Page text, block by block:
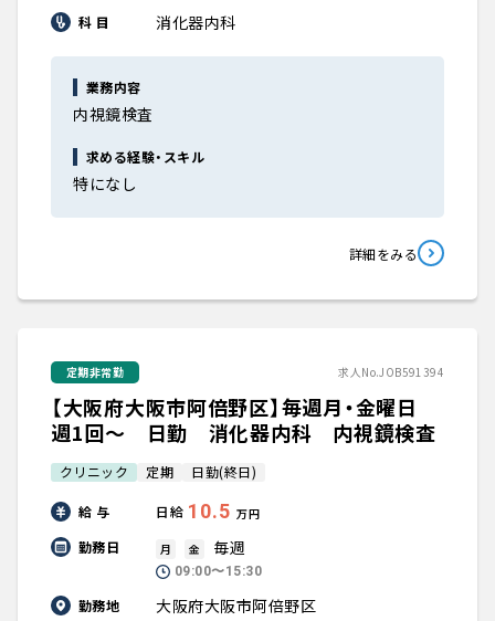
大学医局紹介
科 目
消化器内科
業務内容
内視鏡検査
求める経験・スキル
特になし
詳細をみる
定期非常勤 求人No.JOB591394
【大阪府大阪市阿倍野区】毎週月・金曜日
週1回～ 日勤 消化器内科 内視鏡検査
クリニック 定期 日勤(終日)
給 与 日給 10.5 万円
勤務日 月 金 毎週
09:00〜15:30
勤務地 大阪府大阪市阿倍野区